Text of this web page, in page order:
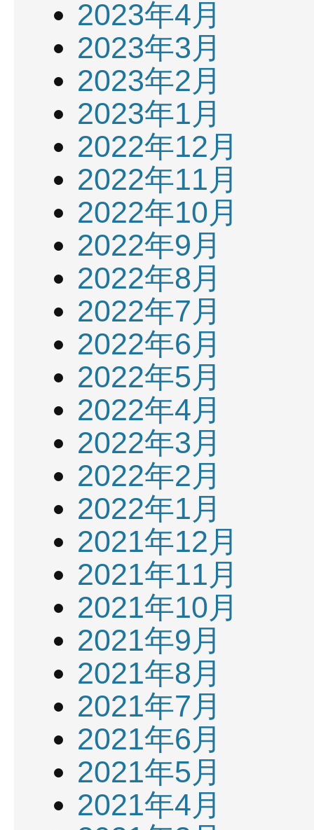
2023年4月
2023年3月
2023年2月
2023年1月
2022年12月
2022年11月
2022年10月
2022年9月
2022年8月
2022年7月
2022年6月
2022年5月
2022年4月
2022年3月
2022年2月
2022年1月
2021年12月
2021年11月
2021年10月
2021年9月
2021年8月
2021年7月
2021年6月
2021年5月
2021年4月